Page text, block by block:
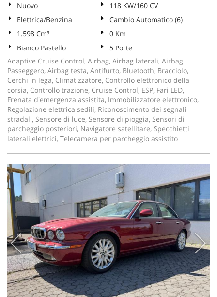
Nuovo
118 KW/160 CV
Elettrica/Benzina
Cambio Automatico (6)
1.598 Cm³
0 Km
Bianco Pastello
5 Porte
Adaptive Cruise Control, Airbag, Airbag laterali, Airbag
Passeggero, Airbag testa, Antifurto, Bluetooth, Bracciolo,
Cerchi in lega, Climatizzatore, Controllo elettronico della
corsia, Controllo trazione, Cruise Control, ESP, Fari LED,
Frenata d'emergenza assistita, Immobilizzatore elettronico,
Regolazione elettrica sedili, Riconoscimento dei segnali
stradali, Sensore di luce, Sensore di pioggia, Sensori di
parcheggio posteriori, Navigatore satellitare, Specchietti
laterali elettrici, Telecamera per parcheggio assistito